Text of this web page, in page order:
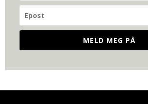
MELD MEG PÅ